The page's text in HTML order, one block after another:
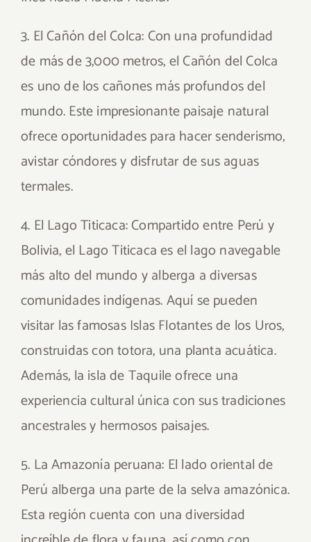
3. El Cañón del Colca: Con una profundidad
de más de 3,000 metros, el Cañón del Colca
es uno de los cañones más profundos del
mundo. Este impresionante paisaje natural
ofrece oportunidades para hacer senderismo,
avistar cóndores y disfrutar de sus aguas
termales.
4. El Lago Titicaca: Compartido entre Perú y
Bolivia, el Lago Titicaca es el lago navegable
más alto del mundo y alberga a diversas
comunidades indígenas. Aquí se pueden
visitar las famosas Islas Flotantes de los Uros,
construidas con totora, una planta acuática.
Además, la isla de Taquile ofrece una
experiencia cultural única con sus tradiciones
ancestrales y hermosos paisajes.
5. La Amazonía peruana: El lado oriental de
Perú alberga una parte de la selva amazónica.
Esta región cuenta con una diversidad